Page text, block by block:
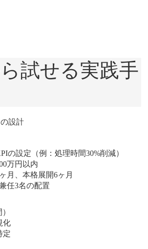
試せる実践手
設計
の設定（例：処理時間30%削減）
万円以内
月、本格展開6ヶ月
任3名の配置
化
定